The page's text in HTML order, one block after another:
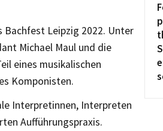
Bachfest Leipzig 2022. Unter
Michael Maul und die
eines musikalischen
Komponisten.
Interpretinnen, Interpreten
Aufführungspraxis.